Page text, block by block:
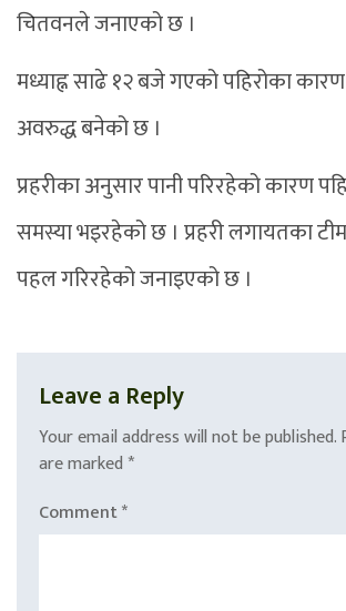
चितवनले जनाएको छ ।
मध्याह्न साढे १२ बजे गएको पहिरोका
अवरुद्ध बनेको छ ।
प्रहरीका अनुसार पानी परिरहेको कारण
समस्या भइरहेको छ । प्रहरी लगायतका
पहल गरिरहेको जनाइएको छ ।
Leave a Reply
Your email address will not be published.
are marked *
Comment*